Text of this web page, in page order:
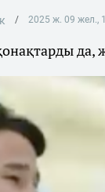
2025 ж. 09 жел.,
да,